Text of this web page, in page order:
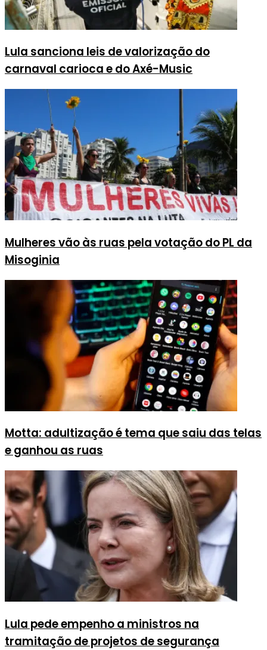
Lula sanciona leis de valorização do
carnaval carioca e do Axé-Music
Mulheres vão às ruas pela votação do PL da
Misoginia
Motta: adultização é tema que saiu das telas
e ganhou as ruas
Lula pede empenho a ministros na
tramitação de projetos de segurança